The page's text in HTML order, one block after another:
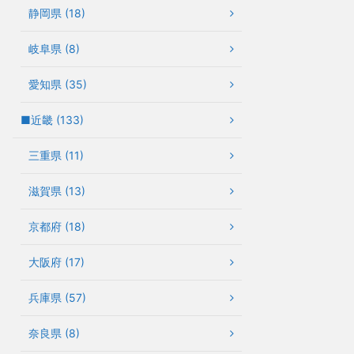
静岡県 (18)
岐阜県 (8)
愛知県 (35)
■近畿 (133)
三重県 (11)
滋賀県 (13)
京都府 (18)
大阪府 (17)
兵庫県 (57)
奈良県 (8)